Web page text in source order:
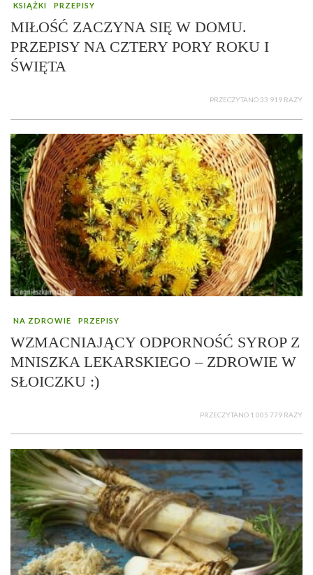
KSIĄŻKI PRZEPISY
MIŁOŚĆ ZACZYNA SIĘ W DOMU.
PRZEPISY NA CZTERY PORY ROKU I
ŚWIĘTA
PRZECZYTANO 33 919 RAZY
NA ZDROWIE PRZEPISY
WZMACNIAJĄCY ODPORNOŚĆ SYROP Z
MNISZKA LEKARSKIEGO – ZDROWIE W
SŁOICZKU :)
PRZECZYTANO 1 005 779 RAZY